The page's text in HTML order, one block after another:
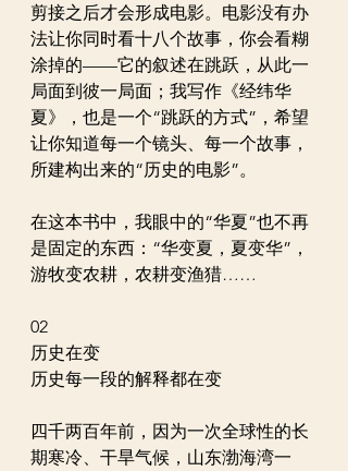
剪接之后才会形成电影。电影没有办
法让你同时看十八个故事，你会看糊
涂掉的——它的叙述在跳跃，从此一
局面到彼一局面；我写作《经纬华
夏》，也是一个“跳跃的方式”，希望
让你知道每一个镜头、每一个故事，
所建构出来的“历史的电影”。
在这本书中，我眼中的“华夏”也不再
是固定的东西：“华变夏，夏变华”，
游牧变农耕，农耕变渔猎……
02
历史在变
历史每一段的解释都在变
四千两百年前，因为一次全球性的长
期寒冷、干旱气候，山东渤海湾一